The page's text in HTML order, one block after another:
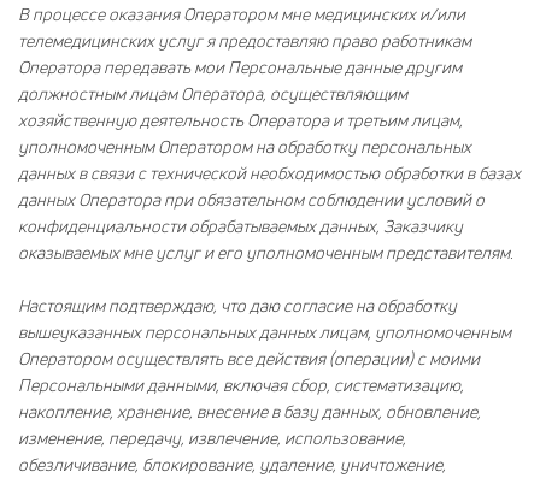
В процессе оказания Оператором мне медицинских и/или
телемедицинских услуг я предоставляю право работникам
Оператора передавать мои Персональные данные другим
должностным лицам Оператора, осуществляющим
хозяйственную деятельность Оператора и третьим лицам,
уполномоченным Оператором на обработку персональных
данных в связи с технической необходимостью обработки в базах
данных Оператора при обязательном соблюдении условий о
конфиденциальности обрабатываемых данных, Заказчику
оказываемых мне услуг и его уполномоченным представителям.
Настоящим подтверждаю, что даю согласие на обработку
вышеуказанных персональных данных лицам, уполномоченным
Оператором осуществлять все действия (операции) с моими
Персональными данными, включая сбор, систематизацию,
накопление, хранение, внесение в базу данных, обновление,
изменение, передачу, извлечение, использование,
обезличивание, блокирование, удаление, уничтожение,